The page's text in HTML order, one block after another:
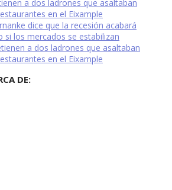
a dos ladrones que asaltaban
en el Eixample
dice que la recesión acabará
si los mercados se estabilizan
a dos ladrones que asaltaban
en el Eixample
DE: